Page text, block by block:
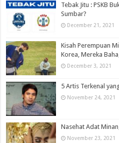
Tebak Jitu : PSKB
Sumbar?
December 21, 2021
Kisah Perempuan
Korea, Mereka
December 3, 2021
5 Artis Terkenal
November 24, 2021
Nasehat Adat
November 23, 2021